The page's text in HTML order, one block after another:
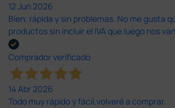
12 Jun 2026
Bien, rápida y sin problemas. No me gusta
productos sin incluir el IVA que luego nos
Comprador verificado
14 Abr 2026
Todo muy rápido y fácil,volveré a comprar.